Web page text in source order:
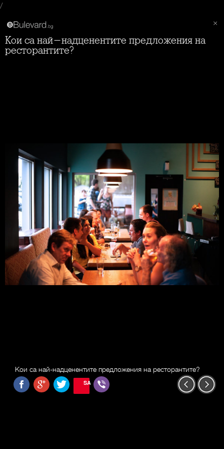
/
Кои са най-надценентите предложения на
ресторантите?
Кои са най-надценентите предложения на ресторантите?
SAVE